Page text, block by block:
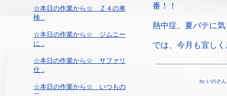
☆本日の作業から☆ Ｚ４の車
検 ..
☆本日の作業から☆ ジムニー
に ..
☆本日の作業から☆ サファリ
仕 ..
☆本日の作業から☆ いつもの
番！！
熱中症、夏バテに
では、今月も宜し
by いのさん